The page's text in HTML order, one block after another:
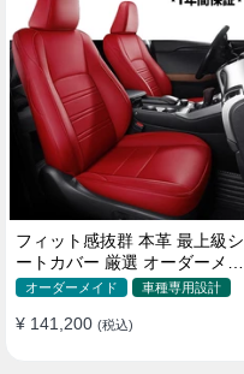
フィット感抜群 本革 最上級シ
ートカバー 厳選 オーダーメイ
ド 防水 雰囲気 全席セット
オーダーメイド 車種専用設計
¥ 141,200 (税込)